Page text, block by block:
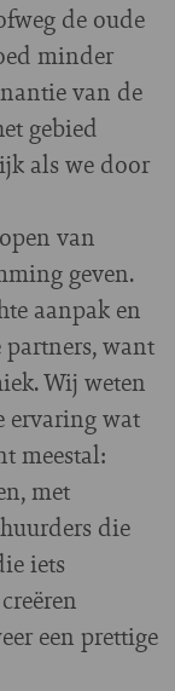
de oude
minder
van de
gebied
als we door
van
geven.
aanpak en
want
Wij weten
ervaring wat
meestal:
met
die
iets
een prettige